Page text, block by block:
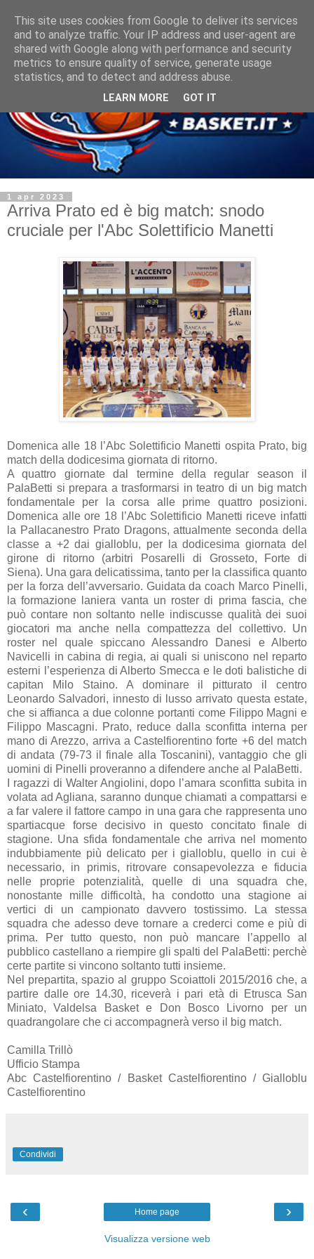
1 apr 2023
Arriva Prato ed è big match: snodo
cruciale per l'Abc Solettificio Manetti
Domenica alle 18 l’Abc Solettificio Manetti ospita Prato, big
match della dodicesima giornata di ritorno.
A quattro giornate dal termine della regular season il
PalaBetti si prepara a trasformarsi in teatro di un big match
fondamentale per la corsa alle prime quattro posizioni.
Domenica alle ore 18 l’Abc Solettificio Manetti riceve infatti
la Pallacanestro Prato Dragons, attualmente seconda della
classe a +2 dai gialloblu, per la dodicesima giornata del
girone di ritorno (arbitri Posarelli di Grosseto, Forte di
Siena). Una gara delicatissima, tanto per la classifica quanto
per la forza dell’avversario. Guidata da coach Marco Pinelli,
la formazione laniera vanta un roster di prima fascia, che
può contare non soltanto nelle indiscusse qualità dei suoi
giocatori ma anche nella compattezza del collettivo. Un
roster nel quale spiccano Alessandro Danesi e Alberto
Navicelli in cabina di regia, ai quali si uniscono nel reparto
esterni l’esperienza di Alberto Smecca e le doti balistiche di
capitan Milo Staino. A dominare il pitturato il centro
Leonardo Salvadori, innesto di lusso arrivato questa estate,
che si affianca a due colonne portanti come Filippo Magni e
Filippo Mascagni. Prato, reduce dalla sconfitta interna per
mano di Arezzo, arriva a Castelfiorentino forte +6 del match
di andata (79-73 il finale alla Toscanini), vantaggio che gli
uomini di Pinelli proveranno a difendere anche al PalaBetti.
I ragazzi di Walter Angiolini, dopo l’amara sconfitta subita in
volata ad Agliana, saranno dunque chiamati a compattarsi e
a far valere il fattore campo in una gara che rappresenta uno
spartiacque forse decisivo in questo concitato finale di
stagione. Una sfida fondamentale che arriva nel momento
indubbiamente più delicato per i gialloblu, quello in cui è
necessario, in primis, ritrovare consapevolezza e fiducia
nelle proprie potenzialità, quelle di una squadra che,
nonostante mille difficoltà, ha condotto una stagione ai
vertici di un campionato davvero tostissimo. La stessa
squadra che adesso deve tornare a crederci come e più di
prima. Per tutto questo, non può mancare l’appello al
pubblico castellano a riempire gli spalti del PalaBetti: perchè
certe partite si vincono soltanto tutti insieme.
Nel prepartita, spazio al gruppo Scoiattoli 2015/2016 che, a
partire dalle ore 14.30, riceverà i pari età di Etrusca San
Miniato, Valdelsa Basket e Don Bosco Livorno per un
quadrangolare che ci accompagnerà verso il big match.
Camilla Trillò
Ufficio Stampa
Abc Castelfiorentino / Basket Castelfiorentino / Gialloblu
Castelfiorentino
Condividi
‹ ›
Home page
Visualizza versione web
This site uses cookies from Google to deliver its services
and to analyze traffic. Your IP address and user-agent are
shared with Google along with performance and security
metrics to ensure quality of service, generate usage
statistics, and to detect and address abuse.
LEARN MORE GOT IT